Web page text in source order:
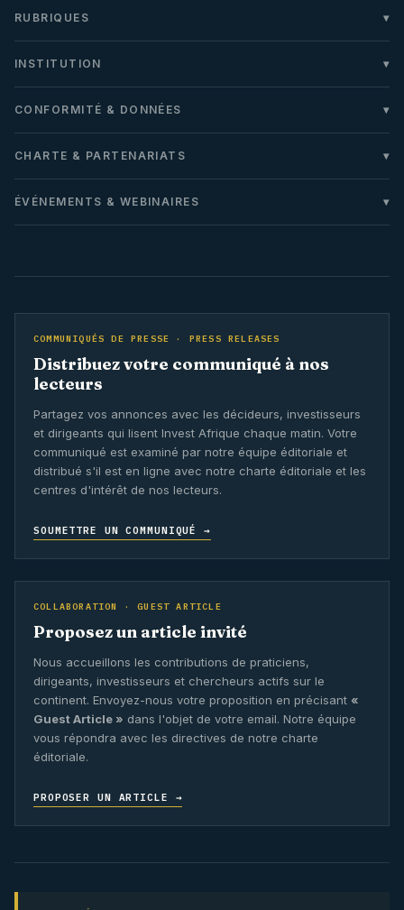
RUBRIQUES
INSTITUTION
CONFORMITÉ & DONNÉES
CHARTE & PARTENARIATS
ÉVÉNEMENTS & WEBINAIRES
COMMUNIQUÉS DE PRESSE · PRESS RELEASES
Distribuez votre communiqué à nos
lecteurs
Partagez vos annonces avec les décideurs, investisseurs
et dirigeants qui lisent Invest Afrique chaque matin. Votre
communiqué est examiné par notre équipe éditoriale et
distribué s'il est en ligne avec notre charte éditoriale et les
centres d'intérêt de nos lecteurs.
SOUMETTRE UN COMMUNIQUÉ →
COLLABORATION · GUEST ARTICLE
Proposez un article invité
Nous accueillons les contributions de praticiens,
dirigeants, investisseurs et chercheurs actifs sur le
continent. Envoyez-nous votre proposition en précisant «
Guest Article » dans l'objet de votre email. Notre équipe
vous répondra avec les directives de notre charte
éditoriale.
PROPOSER UN ARTICLE →